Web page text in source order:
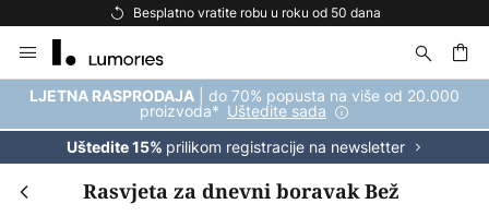
Besplatna dostava za kupnju iznad 69 €
to
Content
LJETNA RASPRODAJA | do 70% popusta na više od 20.000
proizvoda* Uštedite sada
Uštedite 15% prilikom registracije na newsletter
Rasvjeta za dnevni boravak Bež